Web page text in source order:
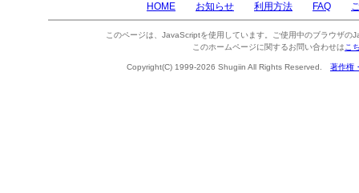
HOME お知らせ 利用方法 FAQ
このページは、JavaScriptを使用しています。ご使用中のブラウザの
このホームページに関するお問い合わせは こ
Copyright(C) 1999-2026 Shugiin All Rights Reserved. 著作権